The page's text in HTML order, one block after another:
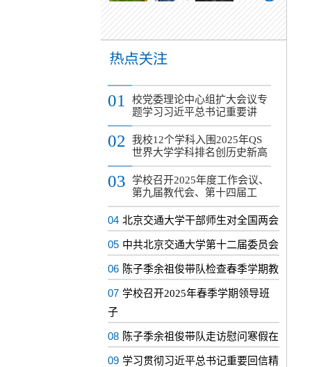
01
校党委理论中心组扩大会议专
题学习习近平总书记重要讲
02
我校12个学科入围2025年QS
世界大学学科排名创历史新高
03
学校召开2025年度工作会议、
第九届教代会、第十四届工
04 北京交通大学干部师生对全国两会
05 中共北京交通大学第十二届委员会
06 陈子季余祖俊带队检查春季学期教
07 学校召开2025年春季学期领导班
子
08 陈子季余祖俊带队走访慰问寒假在
09 学习贯彻习近平总书记重要回信精